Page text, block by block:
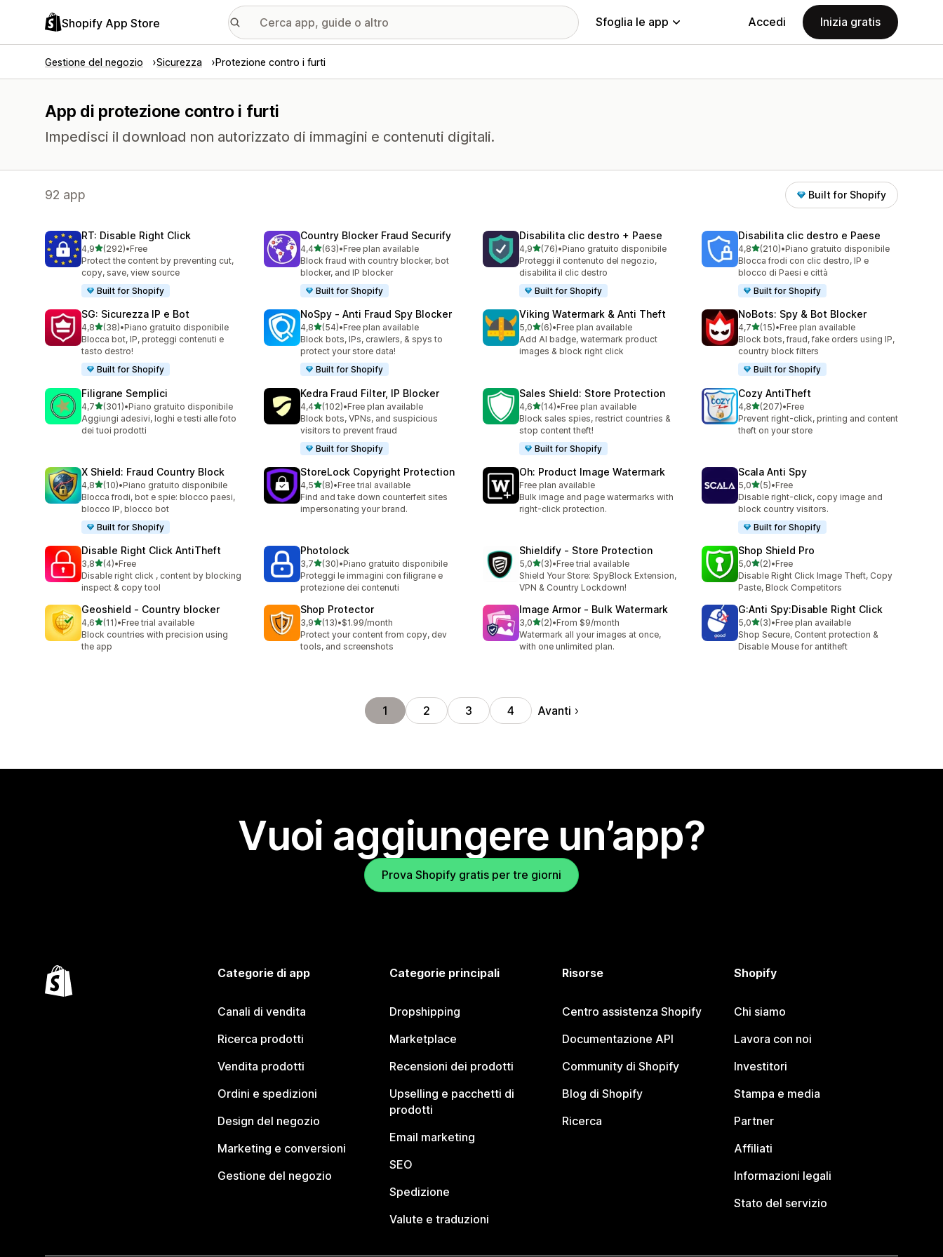
Shopify App Store Sfoglia le app Accedi Inizia gratis
Gestione del negozio Sicurezza Protezione contro i furti
App di protezione contro i furti
Impedisci il download non autorizzato di immagini e contenuti digitali.
92 app Built for Shopify
RT: Disable Right Click
4,9stelle su 5
(292)
292 recensioni totali
•Free
Protect the content by preventing cut,
copy, save, view source
Built for Shopify
Country Blocker Fraud Securify
4,4stelle su 5
(63)
63 recensioni totali
•Free plan available
Block fraud with country blocker, bot
blocker, and IP blocker
Built for Shopify
Disabilita clic destro + Paese
4,9stelle su 5
(76)
76 recensioni totali
•Piano gratuito disponibile
Proteggi il contenuto del negozio,
disabilita il clic destro
Built for Shopify
Disabilita clic destro e Paese
4,8stelle su 5
(210)
210 recensioni totali
•Piano gratuito disponibile
Blocca frodi con clic destro, IP e
blocco di Paesi e città
Built for Shopify
SG: Sicurezza IP e Bot
4,8stelle su 5
(38)
38 recensioni totali
•Piano gratuito disponibile
Blocca bot, IP, proteggi contenuti e
tasto destro!
Built for Shopify
NoSpy ‑ Anti Fraud Spy Blocker
4,8stelle su 5
(54)
54 recensioni totali
•Free plan available
Block bots, IPs, crawlers, & spys to
protect your store data!
Built for Shopify
Viking Watermark & Anti Theft
5,0stelle su 5
(6)
6 recensioni totali
•Free plan available
Add AI badge, watermark product
images & block right click
NoBots: Spy & Bot Blocker
4,7stelle su 5
(15)
15 recensioni totali
•Free plan available
Block bots, fraud, fake orders using IP,
country block filters
Built for Shopify
Filigrane Semplici
4,7stelle su 5
(301)
301 recensioni totali
•Piano gratuito disponibile
Aggiungi adesivi, loghi e testi alle foto
dei tuoi prodotti
Kedra Fraud Filter, IP Blocker
4,4stelle su 5
(102)
102 recensioni totali
•Free plan available
Block bots, VPNs, and suspicious
visitors to prevent fraud
Built for Shopify
Sales Shield: Store Protection
4,6stelle su 5
(14)
14 recensioni totali
•Free plan available
Block sales spies, restrict countries &
stop content theft!
Built for Shopify
Cozy AntiTheft
4,8stelle su 5
(207)
207 recensioni totali
•Free
Prevent right-click, printing and content
theft on your store
X Shield: Fraud Country Block
4,8stelle su 5
(10)
10 recensioni totali
•Piano gratuito disponibile
Blocca frodi, bot e spie: blocco paesi,
blocco IP, blocco bot
Built for Shopify
StoreLock Copyright Protection
4,5stelle su 5
(8)
8 recensioni totali
•Free trial available
Find and take down counterfeit sites
impersonating your brand.
Oh: Product Image Watermark
Free plan available
Bulk image and page watermarks with
right-click protection.
Scala Anti Spy
5,0stelle su 5
(5)
5 recensioni totali
•Free
Disable right-click, copy image and
block country visitors.
Built for Shopify
Disable Right Click AntiTheft
3,8stelle su 5
(4)
4 recensioni totali
•Free
Disable right click , content by blocking
inspect & copy tool
Photolock
3,7stelle su 5
(30)
30 recensioni totali
•Piano gratuito disponibile
Proteggi le immagini con filigrane e
protezione dei contenuti
Shieldify ‑ Store Protection
5,0stelle su 5
(3)
3 recensioni totali
•Free trial available
Shield Your Store: SpyBlock Extension,
VPN & Country Lockdown!
Shop Shield Pro
5,0stelle su 5
(2)
2 recensioni totali
•Free
Disable Right Click Image Theft, Copy
Paste, Block Competitors
Geoshield ‑ Country blocker
4,6stelle su 5
(11)
11 recensioni totali
•Free trial available
Block countries with precision using
the app
Shop Protector
3,9stelle su 5
(13)
13 recensioni totali
•$1.99/month
Protect your content from copy, dev
tools, and screenshots
Image Armor ‑ Bulk Watermark
3,0stelle su 5
(2)
2 recensioni totali
•From $9/month
Watermark all your images at once,
with one unlimited plan.
G:Anti Spy:Disable Right Click
5,0stelle su 5
(3)
3 recensioni totali
•Free plan available
Shop Secure, Content protection &
Disable Mouse for antitheft
1 2 3 4 Avanti
Vuoi aggiungere un’app?
Prova Shopify gratis per tre giorni
Categorie di app
Canali di vendita
Ricerca prodotti
Vendita prodotti
Ordini e spedizioni
Design del negozio
Marketing e conversioni
Gestione del negozio
Categorie principali
Dropshipping
Marketplace
Recensioni dei prodotti
Upselling e pacchetti di
prodotti
Email marketing
SEO
Spedizione
Valute e traduzioni
Risorse
Centro assistenza Shopify
Documentazione API
Community di Shopify
Blog di Shopify
Ricerca
Shopify
Chi siamo
Lavora con noi
Investitori
Stampa e media
Partner
Affiliati
Informazioni legali
Stato del servizio